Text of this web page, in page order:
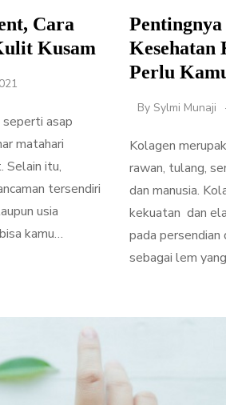
Cara
Kusam
asap
matahari
Selain itu,
tersendiri
usia
kamu…
Kesehatan
Perlu
By Sylmi Munaji
Kolagen
rawan, tulang,
dan manusia.
kekuatan dan
pada
sebagai lem